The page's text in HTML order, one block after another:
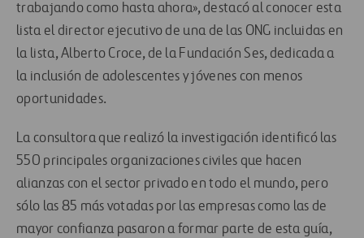
trabajando como hasta ahora», destacó al conocer esta
lista el director ejecutivo de una de las ONG incluidas en
la lista, Alberto Croce, de la Fundación Ses, dedicada a
la inclusión de adolescentes y jóvenes con menos
oportunidades.
La consultora que realizó la investigación identificó las
550 principales organizaciones civiles que hacen
alianzas con el sector privado en todo el mundo, pero
sólo las 85 más votadas por las empresas como las de
mayor confianza pasaron a formar parte de esta guía,